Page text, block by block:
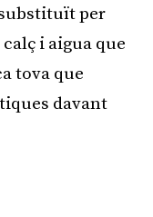
substituït per
i aigua que
tova que
davant